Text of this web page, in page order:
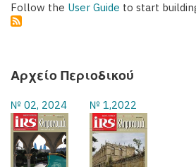
Follow the User Guide to start
Αρχείο Περιοδικού
№ 02, 2024 № 1,2022